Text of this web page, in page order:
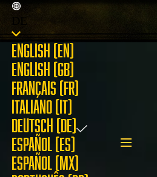
DE
ENGLISH (EN)
ENGLISH (GB)
FRANÇAIS (FR)
ITALIANO (IT)
DEUTSCH (DE)
ESPAÑOL (ES)
ESPAÑOL (MX)